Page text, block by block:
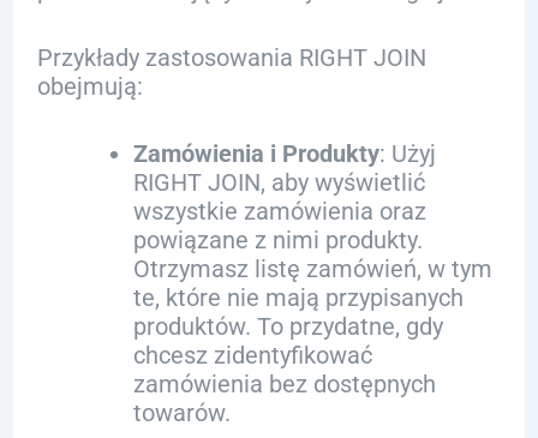
Przykłady zastosowania RIGHT JOIN
obejmują:
Zamówienia i Produkty: Użyj
RIGHT JOIN, aby wyświetlić
wszystkie zamówienia oraz
powiązane z nimi produkty.
Otrzymasz listę zamówień, w tym
te, które nie mają przypisanych
produktów. To przydatne, gdy
chcesz zidentyfikować
zamówienia bez dostępnych
towarów.